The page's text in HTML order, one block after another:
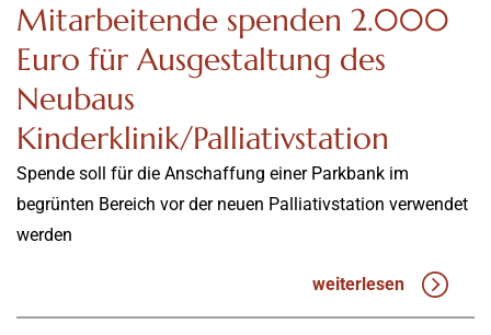
Mitarbeitende spenden 2.000
Euro für Ausgestaltung des
Neubaus
Kinderklinik/Palliativstation
Spende soll für die Anschaffung einer Parkbank im
begrünten Bereich vor der neuen Palliativstation verwendet
werden
weiterlesen